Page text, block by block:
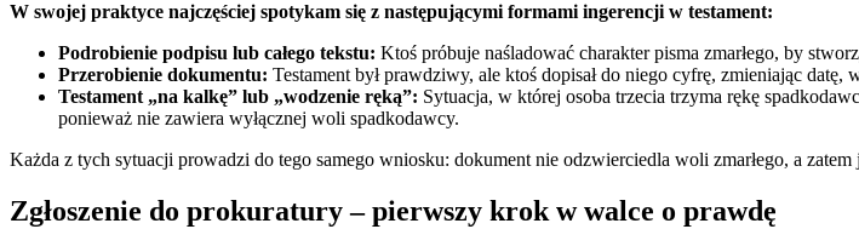
W swojej praktyce najczęściej spotykam się z następującymi formami ingerencji w testament:
Podrobienie podpisu lub całego tekstu: Ktoś próbuje naśladować charakter pisma zmarłego, by
Przerobienie dokumentu: Testament był prawdziwy, ale ktoś dopisał do niego cyfrę, zmieniając datę,
Testament „na kalkę” lub „wodzenie ręką”: Sytuacja, w której osoba trzecia trzyma rękę
ponieważ nie zawiera wyłącznej woli spadkodawcy.
Każda z tych sytuacji prowadzi do tego samego wniosku: dokument nie odzwierciedla woli zmarłego, a zatem
Zgłoszenie do prokuratury – pierwszy krok w walce o prawdę